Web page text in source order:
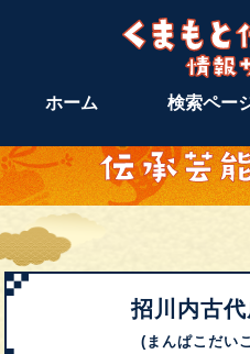
ホーム 検索ペー
招川内古
(まんぱこだい